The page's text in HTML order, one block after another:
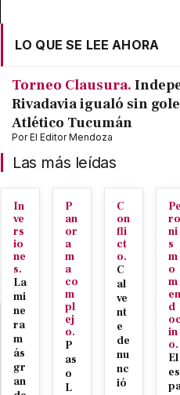
LO QUE SE LEE AHORA
Torneo Clausura.
Rivadavia igualó sin
Atlético Tucumán
PorEl Editor Mendoza
Las más leídas
In
ve
rs
io
ne
s.
La
mi
ne
ra
m
ás
gr
an
P
an
or
a
m
a
co
m
pl
ej
o.
P
as
o
L
C
on
fli
ct
o.
C
al
ve
nt
e
de
nu
nc
ió
Pe
ro
ni
s
m
o
m
en
d
oc
in
o.
El
es